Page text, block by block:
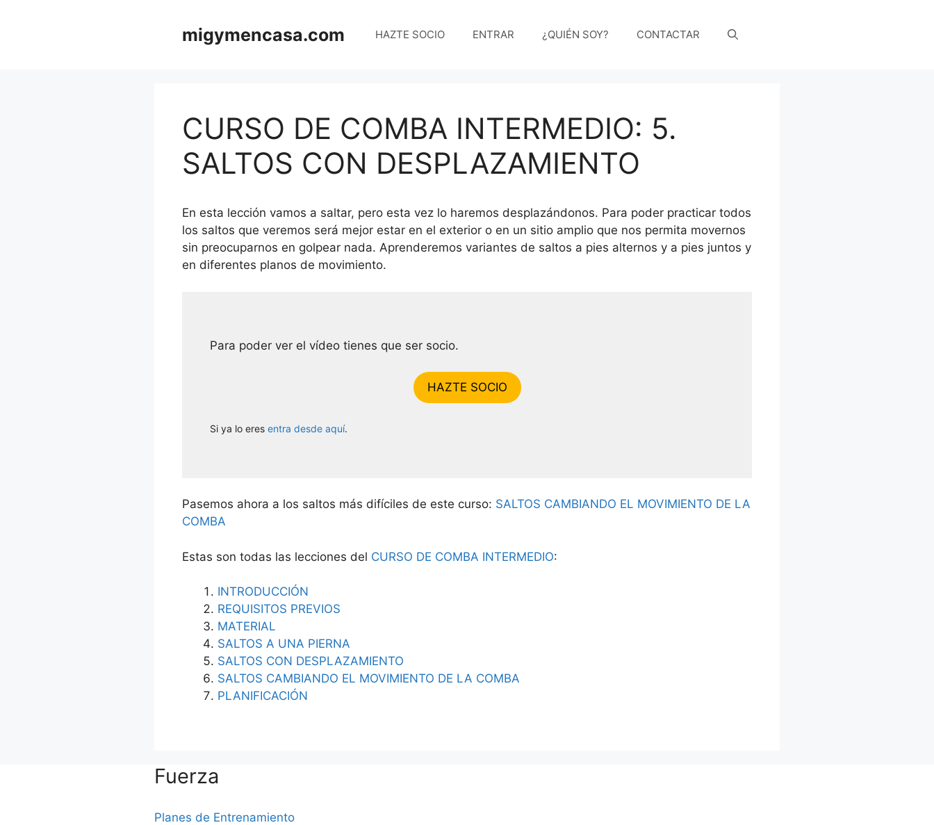
migymencasa.com HAZTE SOCIO ENTRAR ¿QUIÉN SOY? CONTACTAR
CURSO DE COMBA INTERMEDIO: 5.
SALTOS CON DESPLAZAMIENTO
En esta lección vamos a saltar, pero esta vez lo haremos desplazándonos. Para poder practicar todos
los saltos que veremos será mejor estar en el exterior o en un sitio amplio que nos permita movernos
sin preocuparnos en golpear nada. Aprenderemos variantes de saltos a pies alternos y a pies juntos y
en diferentes planos de movimiento.
Para poder ver el vídeo tienes que ser socio.
HAZTE SOCIO
Si ya lo eres entra desde aquí.
Pasemos ahora a los saltos más difíciles de este curso: SALTOS CAMBIANDO EL MOVIMIENTO DE LA
COMBA
Estas son todas las lecciones del CURSO DE COMBA INTERMEDIO:
INTRODUCCIÓN
REQUISITOS PREVIOS
MATERIAL
SALTOS A UNA PIERNA
SALTOS CON DESPLAZAMIENTO
SALTOS CAMBIANDO EL MOVIMIENTO DE LA COMBA
PLANIFICACIÓN
Fuerza
Planes de Entrenamiento